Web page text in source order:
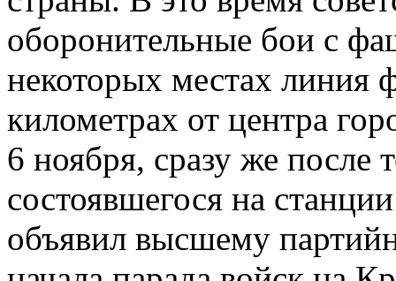
оборонительные бои с
некоторых местах линия
километрах от центра
6 ноября, сразу же после
состоявшегося на
объявил высшему